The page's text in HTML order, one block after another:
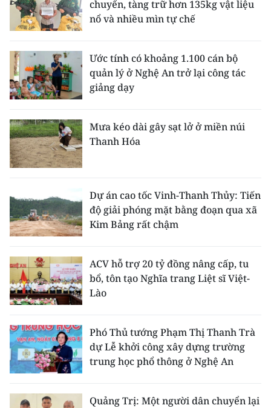
chuyển, tàng trữ hơn 135kg vật liệu
nổ và nhiều mìn tự chế
Ước tính có khoảng 1.100 cán bộ
quản lý ở Nghệ An trở lại công tác
giảng dạy
Mưa kéo dài gây sạt lở ở miền núi
Thanh Hóa
Dự án cao tốc Vinh-Thanh Thủy: Tiến
độ giải phóng mặt bằng đoạn qua xã
Kim Bảng rất chậm
ACV hỗ trợ 20 tỷ đồng nâng cấp, tu
bổ, tôn tạo Nghĩa trang Liệt sĩ Việt-
Lào
Phó Thủ tướng Phạm Thị Thanh Trà
dự Lễ khởi công xây dựng trường
trung học phổ thông ở Nghệ An
Quảng Trị: Một người dân chuyển lại